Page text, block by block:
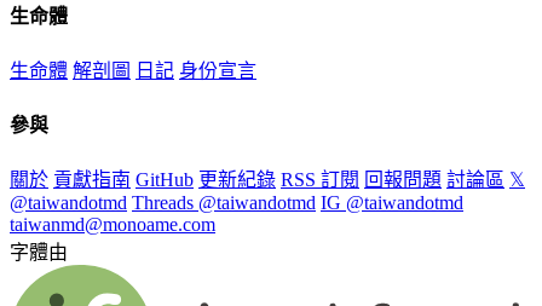
生命體
生命體 解剖圖 日記 身份宣言
參與
關於 貢獻指南 GitHub 更新紀錄 RSS 訂閱 回報問題 討論區 𝕏
@taiwandotmd Threads @taiwandotmd IG @taiwandotmd
taiwanmd@monoame.com
字體由